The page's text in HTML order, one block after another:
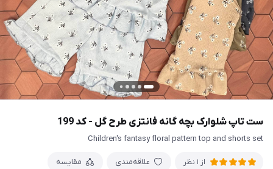
ست تاپ شلوارک بچه گانه فانتزی طرح گل - کد 199
Children's fantasy floral pattern top and shorts set
از 1 نظر علاقه‌مندی مقایسه